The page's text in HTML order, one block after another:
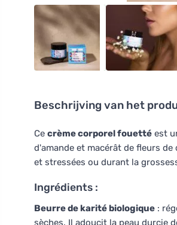
Beschrijving van het
Ce crème corporel fouetté est
d'amande et macérât de fleurs
et stressées ou durant la
Ingrédients :
Beurre de karité biologique :
sèches. Il adoucit la peau durcie